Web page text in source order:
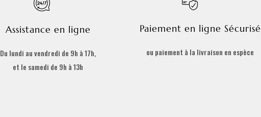
Assistance en ligne
Du lundi au vendredi de 9h à 17h,
et le samedi de 9h à 13h
Paiement en ligne Sécurisé
ou paiement à la livraison en espèce